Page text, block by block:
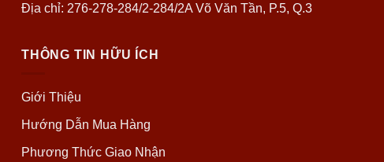
Địa chỉ: 276-278-284/2-284/2A Võ Văn Tần, P.5, Q.3
THÔNG TIN HỮU ÍCH
Giới Thiệu
Hướng Dẫn Mua Hàng
Phương Thức Giao Nhận